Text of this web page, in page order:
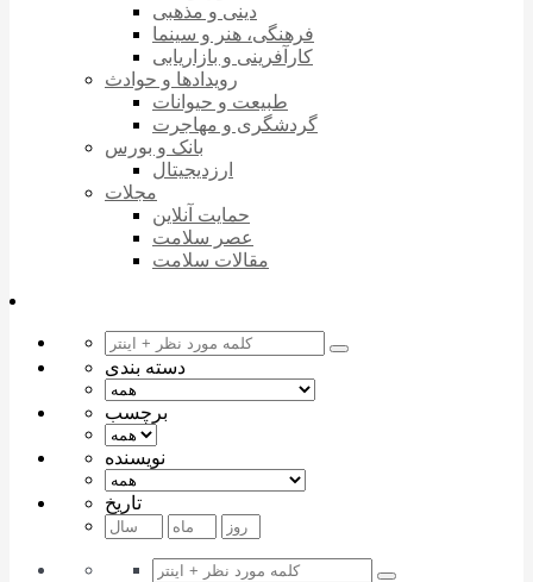
دینی و مذهبی
فرهنگی، هنر و سینما
کارآفرینی و بازاریابی
رویدادها و حوادث
طبیعت و حیوانات
گردشگری و مهاجرت
بانک و بورس
ارزدیجیتال
مجلات
حمایت آنلاین
عصر سلامت
مقالات سلامت
دسته بندی
برچسب
نویسنده
تاریخ